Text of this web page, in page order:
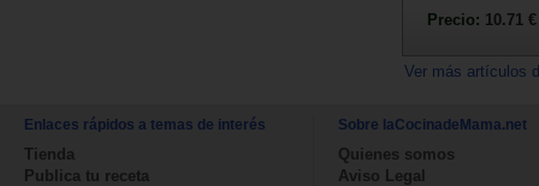
Precio: 10.71 €
Ver más artículos
Enlaces rápidos a temas de interés
Tienda
Publica tu receta
Sobre laCocinadeMama.net
Quienes somos
Aviso Legal